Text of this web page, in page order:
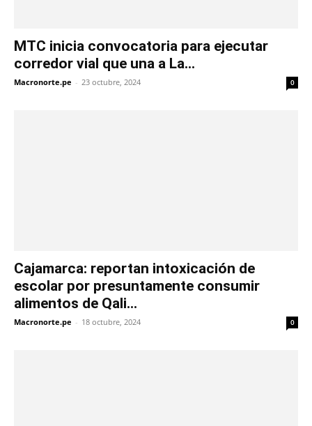
MTC inicia convocatoria para ejecutar
corredor vial que una a La...
Macronorte.pe - 23 octubre, 2024 0
Cajamarca: reportan intoxicación de
escolar por presuntamente consumir
alimentos de Qali...
Macronorte.pe - 18 octubre, 2024 0